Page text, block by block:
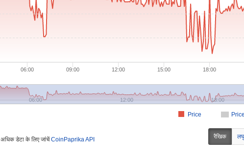
Price
06:00 09:00 12:00 15:00 18:00
06:00 12:00 18:00
अधिक डेटा के लिए जांचेंCoinPaprika API रैखिक